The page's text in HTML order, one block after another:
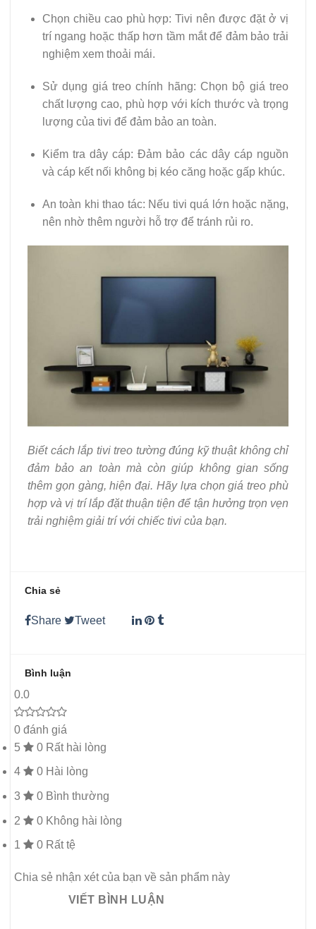
Chọn chiều cao phù hợp: Tivi nên được đặt ở vị
trí ngang hoặc thấp hơn tầm mắt để đảm bảo trải
nghiệm xem thoải mái.
Sử dụng giá treo chính hãng: Chọn bộ giá treo
chất lượng cao, phù hợp với kích thước và trọng
lượng của tivi để đảm bảo an toàn.
Kiểm tra dây cáp: Đảm bảo các dây cáp nguồn
và cáp kết nối không bị kéo căng hoặc gấp khúc.
An toàn khi thao tác: Nếu tivi quá lớn hoặc nặng,
nên nhờ thêm người hỗ trợ để tránh rủi ro.
Biết cách lắp tivi treo tường đúng kỹ thuật không chỉ
đảm bảo an toàn mà còn giúp không gian sống
thêm gọn gàng, hiện đại. Hãy lựa chọn giá treo phù
hợp và vị trí lắp đặt thuận tiện để tận hưởng trọn vẹn
trải nghiệm giải trí với chiếc tivi của bạn.
Chia sẻ
Share Tweet
Bình luận
0.0
0 đánh giá
5
0 Rất hài lòng
4 0 Hài lòng
3 0 Bình thường
2 0 Không hài lòng
1 0 Rất tệ
Chia sẻ nhận xét của bạn về sản phẩm này
VIẾT BÌNH LUẬN